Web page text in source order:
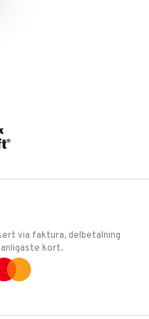
via faktura, delbetalning
kort.